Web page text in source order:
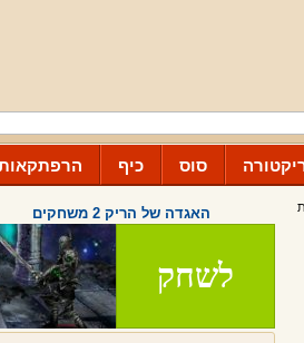
כיף סוס
האגדה של הריק 2 משחקים
לשחק